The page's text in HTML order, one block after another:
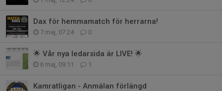
Dax för hemmamatch för herrarna!
7 maj, 07:24 0
🌟 Vår nya ledarsida är LIVE! 🌟
6 maj, 09:11 1
Kamratligan - Anmälan förlängd